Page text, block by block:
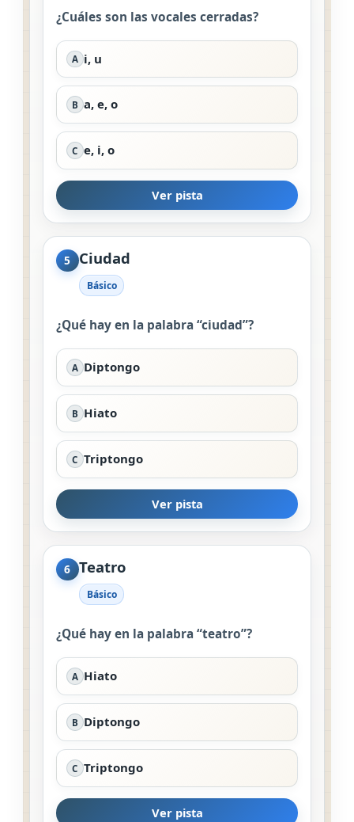
¿Cuáles son las vocales cerradas?
A i, u
B a, e, o
C e, i, o
Ver pista
5 Ciudad
Básico
¿Qué hay en la palabra “ciudad”?
A Diptongo
B Hiato
C Triptongo
Ver pista
6 Teatro
Básico
¿Qué hay en la palabra “teatro”?
A Hiato
B Diptongo
C Triptongo
Ver pista